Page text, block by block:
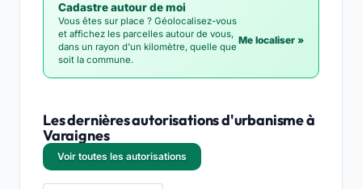
Cadastre autour de moi
Vous êtes sur place ? Géolocalisez-vous
et affichez les parcelles autour de vous,
dans un rayon d'un kilomètre, quelle que
soit la commune.
Me localiser »
Les dernières autorisations d'urbanisme à
Varaignes
Voir toutes les autorisations